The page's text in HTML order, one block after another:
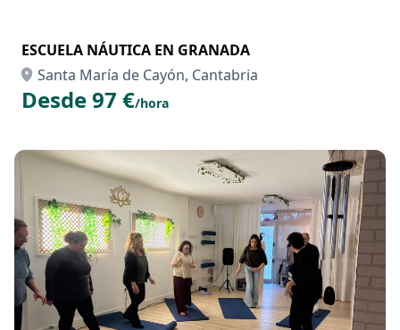
ESCUELA NÁUTICA EN GRANADA
Santa María de Cayón, Cantabria
Desde 97 €/hora